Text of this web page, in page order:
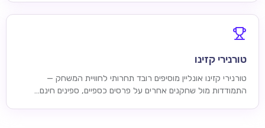
טורנירי קזינו
טורנירי קזינו אונליין מוסיפים רובד תחרותי לחוויית המשחק —
התמודדות מול שחקנים אחרים על פרסים כספיים, ספינים חינם…